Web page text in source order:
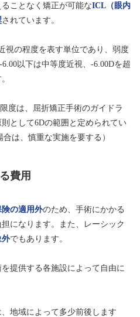
ことなく矯正が可能なICL（眼内
されています。
視の程度を表す単位であり、弱度
以下は中等度近視、-6.00Dを超
度は、屈折矯正手術のガイドラ
として6Dの範囲と定められてい
は、慎重な実施を要する）
費用
の適用外のため、手術にかかる
になります。また、レーシック
外でもあります。
提供する各施設によって自由に
地域によって多少前後します